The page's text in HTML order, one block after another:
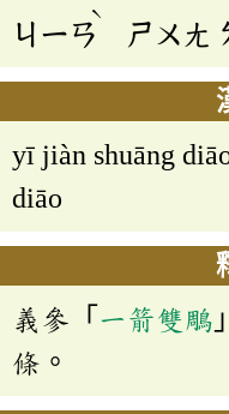
ㄐㄧㄢ
ˋ
ㄕㄨㄤ
yī jiàn shuāng
diāo
義參「 一箭雙鵰
條。